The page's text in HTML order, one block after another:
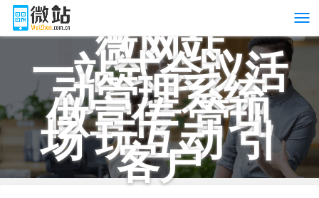
微网站
一站式会议活
动管理系统
做宣传 管现
场 玩互动 引
客户